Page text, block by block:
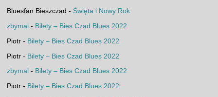
Bluesfan Bieszczad - Święta i Nowy Rok
zbymal - Bilety – Bies Czad Blues 2022
Piotr- Bilety – Bies Czad Blues 2022
Piotr- Bilety – Bies Czad Blues 2022
zbymal - Bilety – Bies Czad Blues 2022
Piotr- Bilety – Bies Czad Blues 2022